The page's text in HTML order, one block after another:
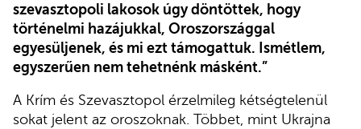
szevasztopoli lakosok úgy döntöttek, hogy
történelmi hazájukkal, Oroszországgal
egyesüljenek, és mi ezt támogattuk. Ismétlem,
egyszerűen nem tehetnénk másként.”
A Krím és Szevasztopol érzelmileg kétségtelenül
sokat jelent az oroszoknak. Többet, mint Ukrajna